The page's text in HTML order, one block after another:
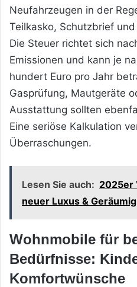
Neufahrzeugen in der
Teilkasko, Schutzbrief
Die Steuer richtet sich
Emissionen und kann je
hundert Euro pro Jahr
Gasprüfung, Mautgeräte
Ausstattung sollten
Eine seriöse Kalkulation
Überraschungen.
Lesen Sie auch: 2025er
neuer Luxus &
Wohnmobile für
Bedürfnisse:
Komfortwünsche